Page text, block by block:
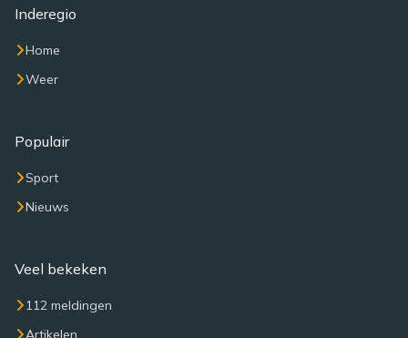
Inderegio
Home
Weer
Populair
Sport
Nieuws
Veel bekeken
112 meldingen
Artikelen